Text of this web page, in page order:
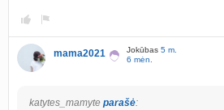
mama2021 Jokūbas 5 m.
6 mėn.
katytes_mamyte parašė: